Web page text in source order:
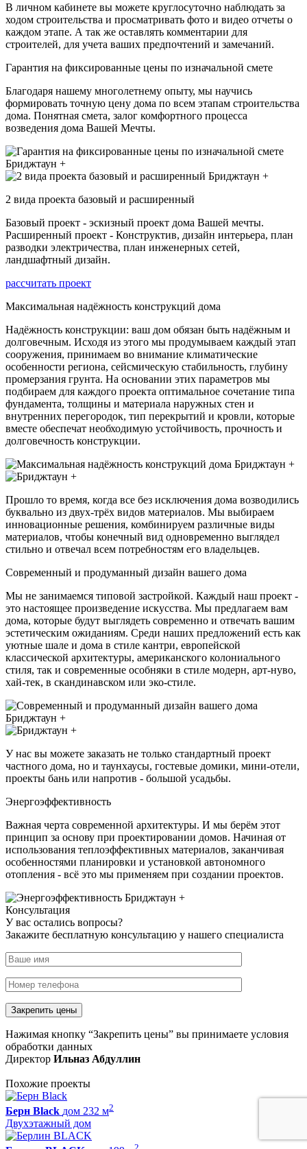
В личном кабинете вы можете круглосуточно наблюдать за
ходом строительства и просматривать фото и видео отчеты о
каждом этапе. А так же оставлять комментарии для
строителей, для учета ваших предпочтений и замечаний.
Гарантия на фиксированные цены по изначальной смете
Благодаря нашему многолетнему опыту, мы научись
формировать точную цену дома по всем этапам строительства
дома. Понятная смета, залог комфортного процесса
возведения дома Вашей Мечты.
2 вида проекта базовый и расширенный
Базовый проект - эскизный проект дома Вашей мечты.
Расширенный проект - Конструктив, дизайн интерьера, план
разводки электричества, план инженерных сетей,
ландшафтный дизайн.
рассчитать проект
Максимальная надёжность конструкций дома
Надёжность конструкции: ваш дом обязан быть надёжным и
долговечным. Исходя из этого мы продумываем каждый этап
сооружения, принимаем во внимание климатические
особенности региона, сейсмическую стабильность, глубину
промерзания грунта. На основании этих параметров мы
подбираем для каждого проекта оптимальное сочетание типа
фундамента, толщины и материала наружных стен и
внутренних перегородок, тип перекрытий и кровли, которые
вместе обеспечат необходимую устойчивость, прочность и
долговечность конструкции.
Прошло то время, когда все без исключения дома возводились
буквально из двух-трёх видов материалов. Мы выбираем
инновационные решения, комбинируем различные виды
материалов, чтобы конечный вид одновременно выглядел
стильно и отвечал всем потребностям его владельцев.
Современный и продуманный дизайн вашего дома
Мы не занимаемся типовой застройкой. Каждый наш проект -
это настоящее произведение искусства. Мы предлагаем вам
дома, которые будут выглядеть современно и отвечать вашим
эстетическим ожиданиям. Среди наших предложений есть как
уютные шале и дома в стиле кантри, европейской
классической архитектуры, американского колониального
стиля, так и современные особняки в стиле модерн, арт-нуво,
хай-тек, в скандинавском или эко-стиле.
У нас вы можете заказать не только стандартный проект
частного дома, но и таунхаусы, гостевые домики, мини-отели,
проекты бань или напротив - большой усадьбы.
Энергоэффективность
Важная черта современной архитектуры. И мы берём этот
принцип за основу при проектировании домов. Начиная от
использования теплоэффективных материалов, заканчивая
особенностями планировки и установкой автономного
отопления - всё это мы применяем при создании проектов.
Консультация
У вас остались вопросы?
Закажите бесплатную консультацию у нашего специалиста
Нажимая кнопку “Закрепить цены” вы принимаете условия
обработки данных
Директор Ильназ Абдуллин
Похожие проекты
Берн Black дом 232 м2
Двухэтажный дом